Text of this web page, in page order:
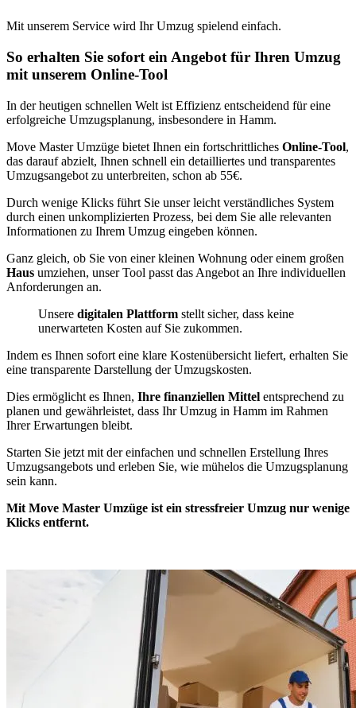
Mit unserem Service wird Ihr Umzug spielend einfach.
So erhalten Sie sofort ein Angebot für Ihren Umzug
mit unserem Online-Tool
In der heutigen schnellen Welt ist Effizienz entscheidend für eine
erfolgreiche Umzugsplanung, insbesondere in Hamm.
Move Master Umzüge bietet Ihnen ein fortschrittliches Online-Tool,
das darauf abzielt, Ihnen schnell ein detailliertes und transparentes
Umzugsangebot zu unterbreiten, schon ab 55€.
Durch wenige Klicks führt Sie unser leicht verständliches System
durch einen unkomplizierten Prozess, bei dem Sie alle relevanten
Informationen zu Ihrem Umzug eingeben können.
Ganz gleich, ob Sie von einer kleinen Wohnung oder einem großen
Haus umziehen, unser Tool passt das Angebot an Ihre individuellen
Anforderungen an.
Unsere digitalen Plattform stellt sicher, dass keine
unerwarteten Kosten auf Sie zukommen.
Indem es Ihnen sofort eine klare Kostenübersicht liefert, erhalten Sie
eine transparente Darstellung der Umzugskosten.
Dies ermöglicht es Ihnen, Ihre finanziellen Mittel entsprechend zu
planen und gewährleistet, dass Ihr Umzug in Hamm im Rahmen
Ihrer Erwartungen bleibt.
Starten Sie jetzt mit der einfachen und schnellen Erstellung Ihres
Umzugsangebots und erleben Sie, wie mühelos die Umzugsplanung
sein kann.
Mit Move Master Umzüge ist ein stressfreier Umzug nur wenige
Klicks entfernt.